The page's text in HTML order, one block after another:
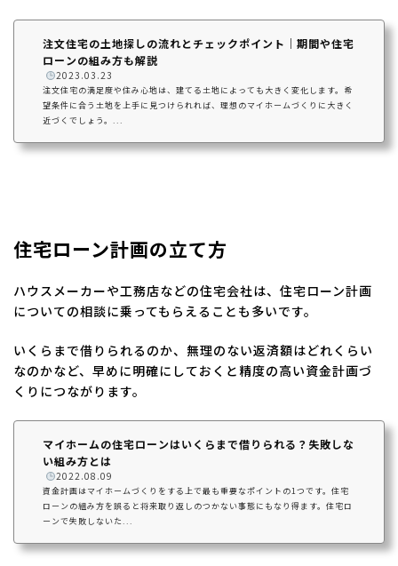
注文住宅の土地探しの流れとチェックポイント｜期間や住宅
ローンの組み方も解説
2023.03.23
注文住宅の満足度や住み心地は、建てる土地によっても大きく変化します。希
望条件に合う土地を上手に見つけられれば、理想のマイホームづくりに大きく
近づくでしょう。...
住宅ローン計画の立て方
ハウスメーカーや工務店などの住宅会社は、住宅ローン計画
についての相談に乗ってもらえることも多いです。
いくらまで借りられるのか、無理のない返済額はどれくらい
なのかなど、早めに明確にしておくと精度の高い資金計画づ
くりにつながります。
マイホームの住宅ローンはいくらまで借りられる？失敗しな
い組み方とは
2022.08.09
資金計画はマイホームづくりをする上で最も重要なポイントの1つです。住宅
ローンの組み方を誤ると将来取り返しのつかない事態にもなり得ます。住宅ロ
ーンで失敗しないた...